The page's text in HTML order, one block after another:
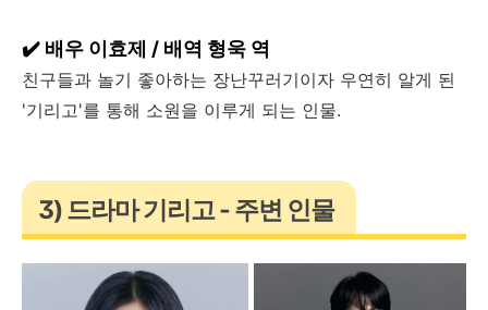
✔️ 배우 이효제 / 배역 형욱 역
친구들과 놀기 좋아하는 장난꾸러기이자 우연히 알게 된
'기리고'를 통해 소원을 이루게 되는 인물.
3) 드라마 기리고 - 주변 인물